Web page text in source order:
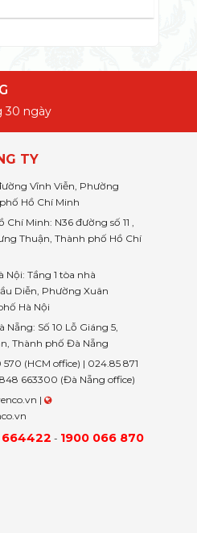
30 ngày
TY
Vĩnh Viễn, Phường
Hồ Chí Minh
Minh: N36 đường số 11 ,
Thuận, Thành phố Hồ Chí
Nội: Tầng 1 tòa nhà
Diễn, Phường Xuân
Hà Nội
Số 10 Lỗ Giáng 5,
Thành phố Đà Nẵng
570 (HCM office) | 024.85 871
663300 (Đà Nẵng office)
|
664422 - 1900 066 870